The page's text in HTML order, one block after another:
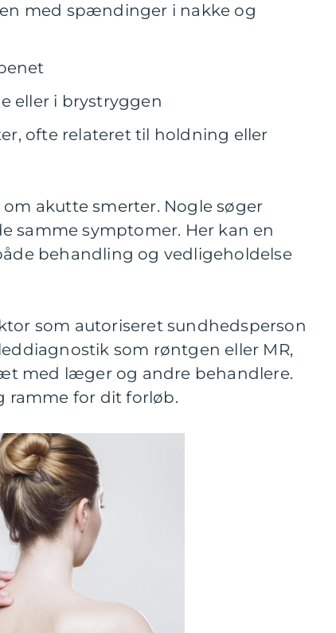
med spændinger i nakke og
eller i brystryggen
ofte relateret til holdning eller
akutte smerter. Nogle søger
samme symptomer. Her kan en
behandling og vedligeholdelse
som autoriseret sundhedsperson
som røntgen eller MR,
med læger og andre behandlere.
ramme for dit forløb.